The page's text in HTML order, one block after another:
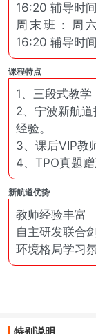
16:20 辅导时
周末班：周
16:20 辅导时
课程特点
1、三段式教学
2、宁波新航
经验。
3、课后VIP教
4、TPO真题赠
新航道优势
教师经验丰富
自主研发联合
环境格局学习